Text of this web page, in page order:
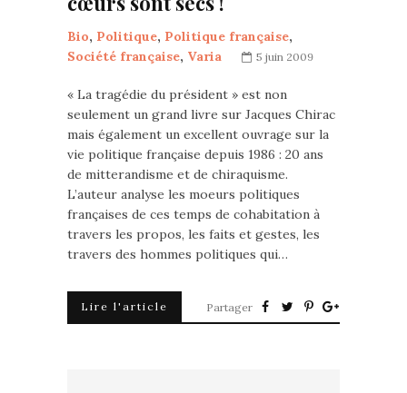
Bio, Politique, Politique française,
Société française, Varia 5 juin 2009
« La tragédie du président » est non
seulement un grand livre sur Jacques Chirac
mais également un excellent ouvrage sur la
vie politique française depuis 1986 : 20 ans
de mitterandisme et de chiraquisme.
L’auteur analyse les moeurs politiques
françaises de ces temps de cohabitation à
travers les propos, les faits et gestes, les
travers des hommes politiques qui…
Lire l'article Partager